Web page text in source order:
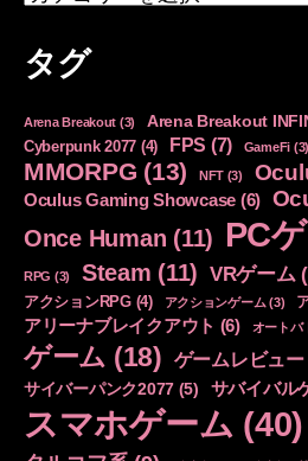
テ
リ
タグ
Arena Breakout (3) Arena Breakout
Cyberpunk 2077 (4) FPS (7) GameFi (3)
MMORPG (13) NFT(3)
Oculus Gaming Showcase (6)
Once Human (11) PC
RPG (3) Steam (11) VRゲーム
アクションRPG(4) アクションゲーム (3)
アリーナブレイクアウト (6) オートバ
ゲーム (18) ゲームレビュー
サイバーパンク2077 (5) サバイバル
スマホゲーム (40)